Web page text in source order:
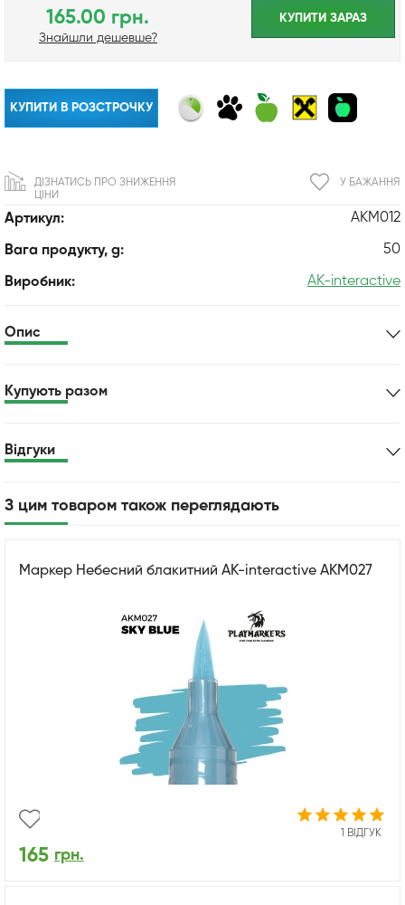
Артикул: AKM012
Вага продукту, g: 50
Виробник: AK-interactive
165.00 грн.
Знайшли дешевше?
КУПИТИ ЗАРАЗ
КУПИТИ В РОЗСТРОЧКУ
У БАЖАННЯ
ДІЗНАТИСЬ ПРО ЗНИЖЕННЯ
ЦІНИ
Опис
Купують разом
Відгуки
З цим товаром також переглядають
Маркер Небесний блакитний AK-interactive AKM027
1 ВІДГУК
165 грн.